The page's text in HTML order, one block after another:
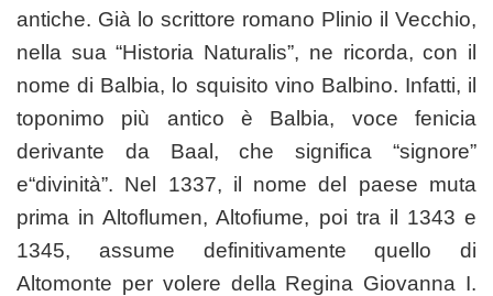
antiche. Già lo scrittore romano Plinio il Vecchio,
nella sua “Historia Naturalis”, ne ricorda, con il
nome di Balbia, lo squisito vino Balbino. Infatti, il
toponimo più antico è Balbia, voce fenicia
derivante da Baal, che significa “signore”
e“divinità”. Nel 1337, il nome del paese muta
prima in Altoflumen, Altofiume, poi tra il 1343 e
1345, assume definitivamente quello di
Altomonte per volere della Regina Giovanna I.